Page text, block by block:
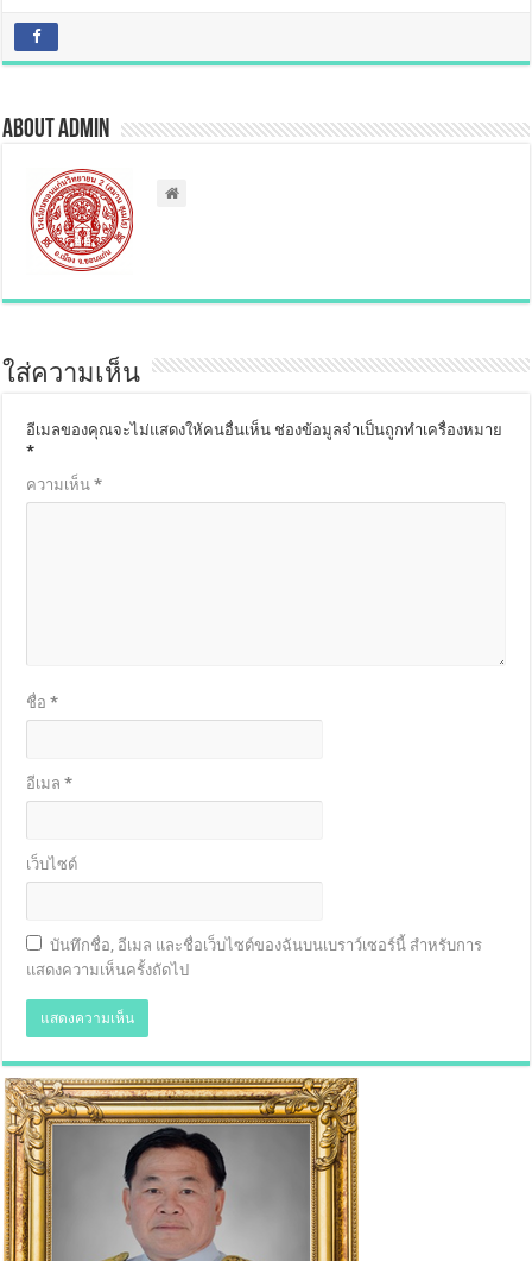
About admin
ใส่ความเห็น
อีเมลของคุณจะไม่แสดงให้คนอื่นเห็น ช่องข้อมูลจำเป็นถูกทำเครื่องหมาย
*
ความเห็น*
ชื่อ*
อีเมล*
เว็บไซต์
บันทึกชื่อ, อีเมล และชื่อเว็บไซต์ของฉันบนเบราว์เซอร์นี้ สำหรับการ
แสดงความเห็นครั้งถัดไป